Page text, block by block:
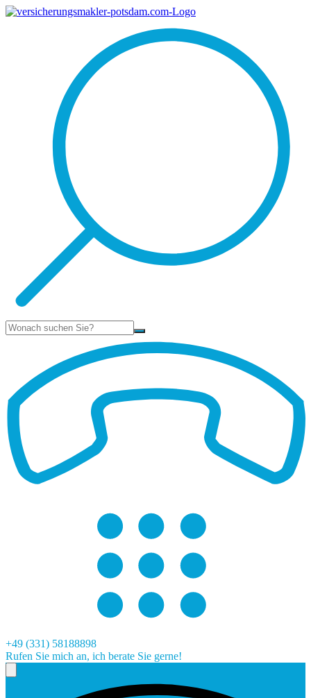
Suche
+49 (331) 58188898
Rufen Sie mich an, ich berate Sie gerne!